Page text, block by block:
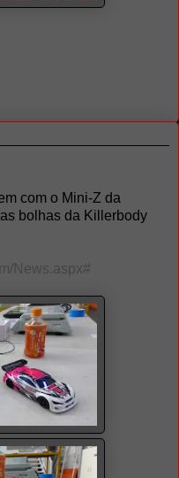
com o Mini-Z da
bolhas da Killerbody
News.aspx#